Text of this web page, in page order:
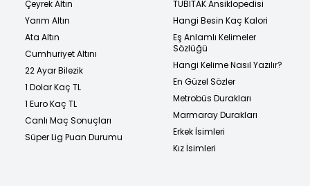
Çeyrek Altın
Yarım Altın
Ata Altın
Cumhuriyet Altını
22 Ayar Bilezik
1 Dolar Kaç TL
1 Euro Kaç TL
Canlı Maç Sonuçları
Süper Lig Puan Durumu
TÜBİTAK Ansiklopedisi
Hangi Besin Kaç Kalori
Eş Anlamlı Kelimeler
Sözlüğü
Hangi Kelime Nasıl Yazılır?
En Güzel Sözler
Metrobüs Durakları
Marmaray Durakları
Erkek İsimleri
Kız İsimleri